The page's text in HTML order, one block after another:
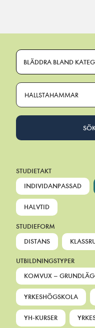
BLÄDDRA BLAND
HALLSTAHAMMAR
STUDIETAKT
INDIVIDANPASSAD
HALVTID
STUDIEFORM
DISTANS
UTBILDNINGSTYPER
KOMVUX –
YRKESHÖGSKOLA
YH-KURSER